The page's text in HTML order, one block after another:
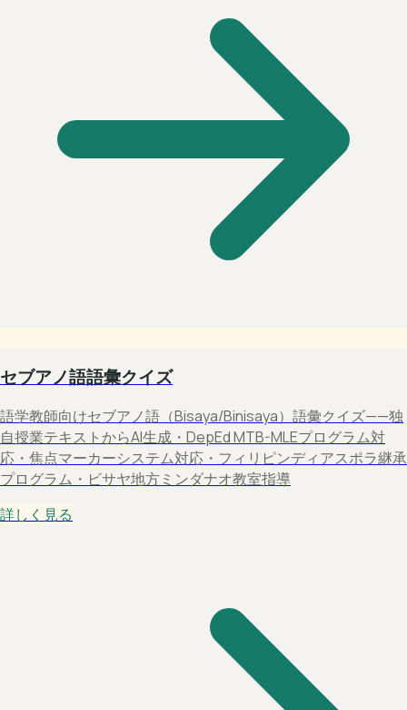
セブアノ語語彙クイズ
語学教師向けセブアノ語（Bisaya/Binisaya）語彙クイズ——独
自授業テキストからAI生成・DepEd MTB-MLEプログラム対
応・焦点マーカーシステム対応・フィリピンディアスポラ継承
プログラム・ビサヤ地方ミンダナオ教室指導
詳しく見る